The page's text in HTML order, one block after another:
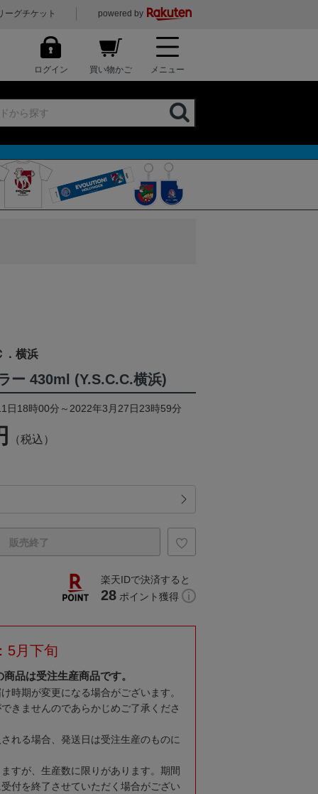
ーグチケット powered by
ログイン 買い物かご メニュー
．横浜
ー 430ml (Y.S.C.C.横浜)
日18時00分～2022年3月27日23時59分
（税込）
販売終了
楽天IDで決済すると
28 ポイント獲得
5月下旬
商品は受注生産商品です。
時期が変更になる場合がございます。
きませんのであらかじめご了承くださ
れる場合、発送日は受注生産のものに
すが、生産数に限りがあります。期間
付を終了させていただく場合がござい